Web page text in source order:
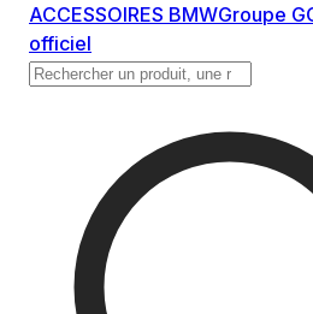
ACCESSOIRES BMWGroupe
officiel